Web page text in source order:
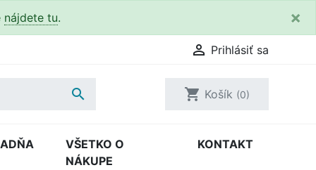
nájdete tu. ×
 Prihlásiť sa
 shopping_cart Košík (0)
VŠETKO O
NÁKUPE
KONTAKT